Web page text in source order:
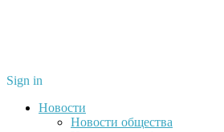
Sign in
Новости
Новости общества